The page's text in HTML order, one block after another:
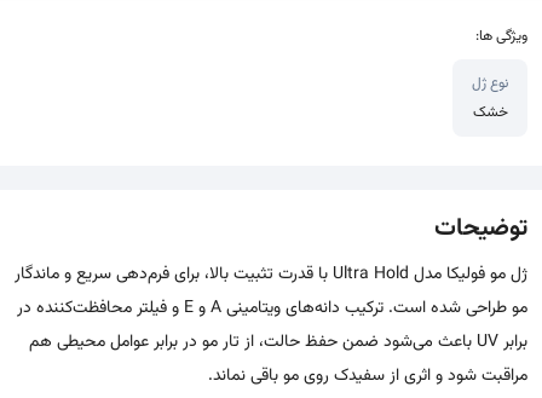
ویژگی ها:
نوع ژل
خشک
توضیحات
ژل مو فولیکا مدل Ultra Hold با قدرت تثبیت بالا، برای فرم‌دهی سریع و ماندگار
مو طراحی شده است. ترکیب دانه‌های ویتامینی A و E و فیلتر محافظت‌کننده در
برابر UV باعث می‌شود ضمن حفظ حالت، از تار مو در برابر عوامل محیطی هم
مراقبت شود و اثری از سفیدک روی مو باقی نماند.